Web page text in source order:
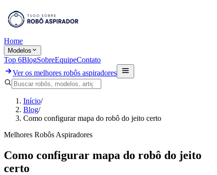
Home
Modelos
Top 6BlogSobreEquipeContato
Ver os melhores robôs aspiradores
Início/
Blog/
Como configurar mapa do robô do jeito certo
Melhores Robôs Aspiradores
Como configurar mapa do robô do jeito
certo